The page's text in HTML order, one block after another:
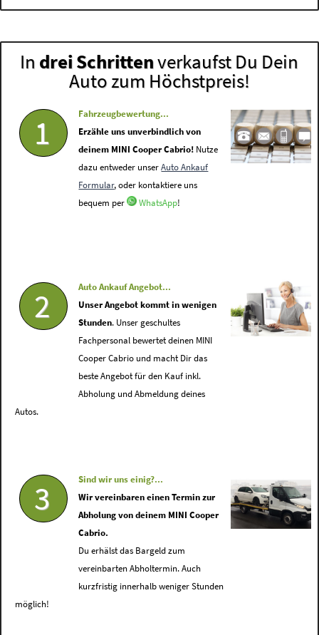
In drei Schrittenverkaufst Du Dein
Auto zum Höchstpreis!
1
Fahrzeugbewertung...
Erzähle uns unverbindlich von
deinem MINI Cooper Cabrio! Nutze
dazu entweder unserAuto Ankauf
Formular, oder kontaktiere uns
bequem per
WhatsApp!
2
Auto Ankauf Angebot...
Unser Angebot kommt in wenigen
Stunden. Unser geschultes
Fachpersonal bewertet deinen MINI
Cooper Cabrio und macht Dir das
beste Angebot für den Kauf inkl.
Abholung und Abmeldung deines
Autos.
3
Sind wir uns einig?...
Wir vereinbaren einen Termin zur
Abholung von deinem MINI Cooper
Cabrio.
Du erhälst das Bargeld zum
vereinbarten Abholtermin. Auch
kurzfristig innerhalb weniger Stunden
möglich!